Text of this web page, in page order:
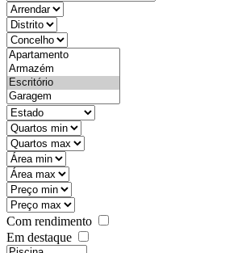
objective
districtId
countyId
types
state
mintypo
maxtypo
minarea
maxarea
minprice
maxprice
Com rendimento
Em destaque